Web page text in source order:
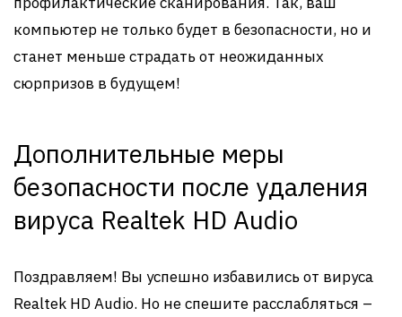
компьютер не только будет в безопасности, но и
станет меньше страдать от неожиданных
сюрпризов в будущем!
Дополнительные меры
безопасности после удаления
вируса Realtek HD Audio
Поздравляем! Вы успешно избавились от вируса
Realtek HD Audio. Но не спешите расслабляться –